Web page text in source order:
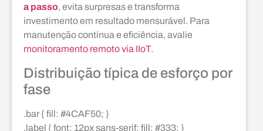
a passo, evita surpresas e transforma
investimento em resultado mensurável. Para
manutenção contínua e eficiência, avalie
monitoramento remoto via IIoT.
Distribuição típica de esforço por
fase
.bar { fill: #4CAF50; }
.label { font: 12px sans-serif; fill: #333; }